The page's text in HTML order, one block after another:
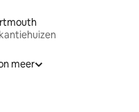
meer